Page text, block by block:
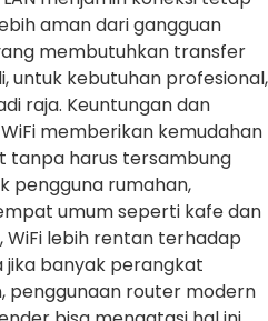
aman dari gangguan
membutuhkan transfer
untuk kebutuhan profesional,
raja. Keuntungan dan
WiFi memberikan kemudahan
tanpa harus tersambung
pengguna rumahan,
umum seperti kafe dan
lebih rentan terhadap
jika banyak perangkat
penggunaan router modern